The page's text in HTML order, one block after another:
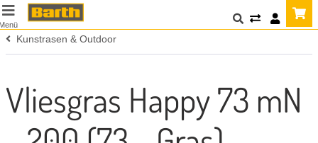
Kunstrasen & Outdoor
Vliesgras Happy 73 mN